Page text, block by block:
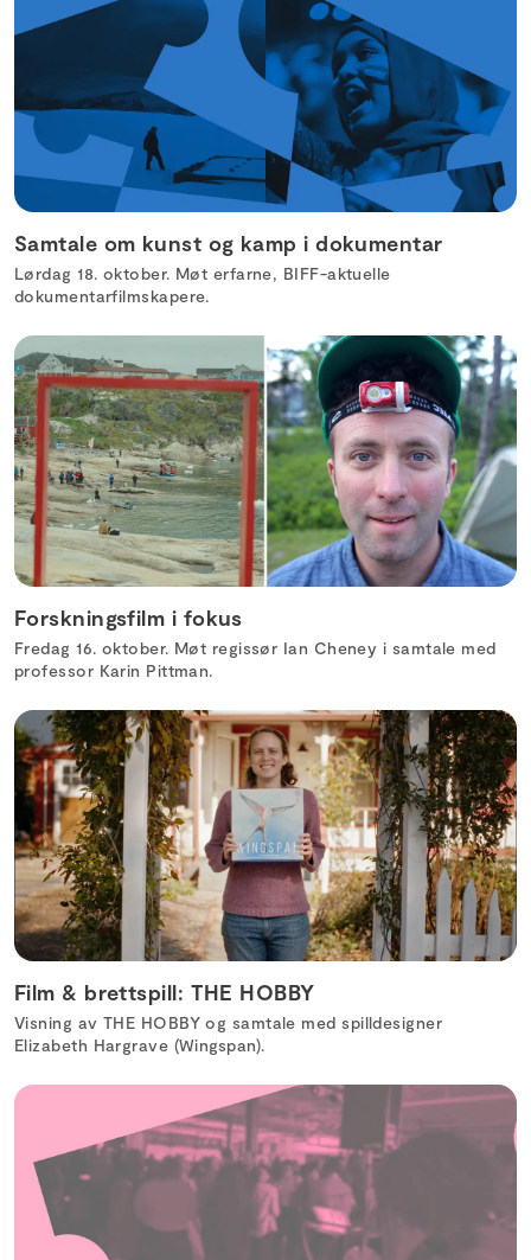
Samtale om kunst og kamp i dokumentar
Lørdag 18. oktober. Møt erfarne, BIFF-aktuelle
dokumentarfilmskapere.
Forskningsfilm i fokus
Fredag 16. oktober. Møt regissør Ian Cheney i samtale med
professor Karin Pittman.
Film & brettspill: THE HOBBY
Visning av THE HOBBY og samtale med spilldesigner
Elizabeth Hargrave (Wingspan).